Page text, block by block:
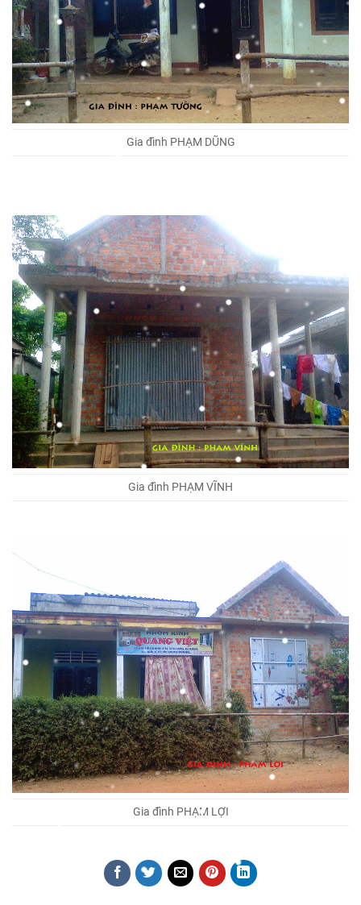
Gia đình PHẠM DŨNG
Gia đình PHẠM VĨNH
Gia đình PHẠM LỢI